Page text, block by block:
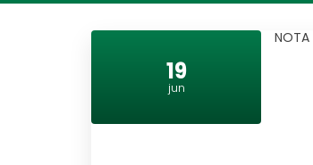
19
jun
NOTA